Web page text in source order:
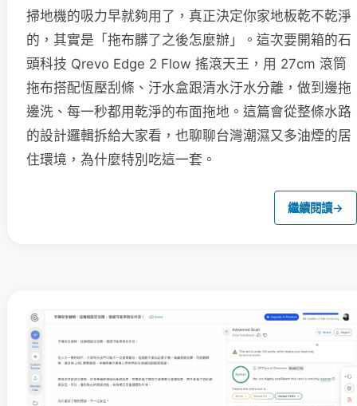
掃地機的吸力早就夠用了，真正決定你家地板乾不乾淨
的，其實是「拖布髒了之後怎麼辦」。這次要開箱的石
頭科技 Qrevo Edge 2 Flow 搖滾天王，用 27cm 滾筒
拖布搭配恆壓刮條、汙水盒跟清水汙水分離，做到邊拖
邊洗、每一秒都用乾淨的布面拖地。這篇會從整條水路
的設計邏輯拆給大家看，也聊聊台灣潮濕又多油煙的居
住環境，為什麼特別吃這一套。
繼續閱讀→